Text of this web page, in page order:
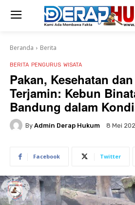
Beranda Berita
BERITA PENGURUS WISATA
Pakan, Kesehatan
Terjamin: Kebun
Bandung dalam
By Admin Derap Hukum 8 Mei
Facebook Twitter